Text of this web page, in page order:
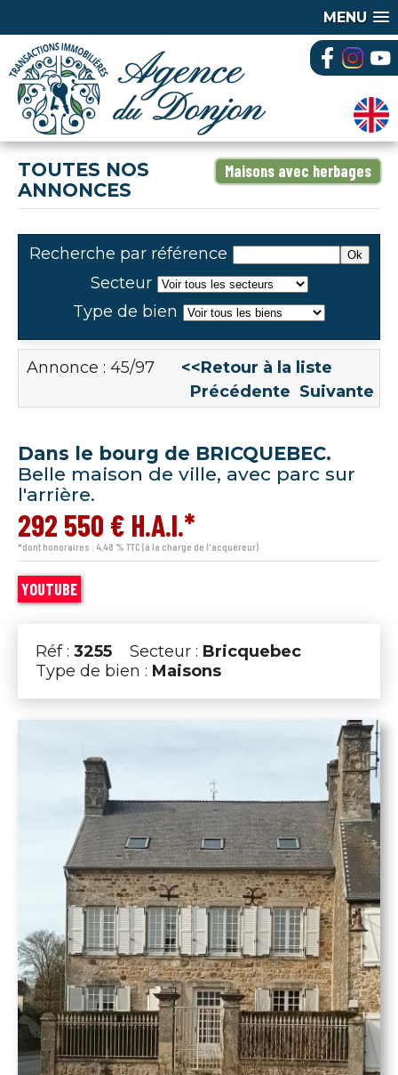
MENU
Maisons avec herbages
TOUTES NOS
ANNONCES
Recherche par référence
Secteur
Type de bien
Annonce : 45/97 <<Retour à la liste
Précédente Suivante
Dans le bourg de BRICQUEBEC.
Belle maison de ville, avec parc sur
l'arrière.
292 550 € H.A.I.*
*dont honoraires : 4,48 % TTC (à la charge de l'acquéreur)
YOUTUBE
Réf : 3255 Secteur : Bricquebec
Type de bien : Maisons